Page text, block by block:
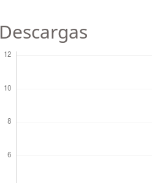
Descargas